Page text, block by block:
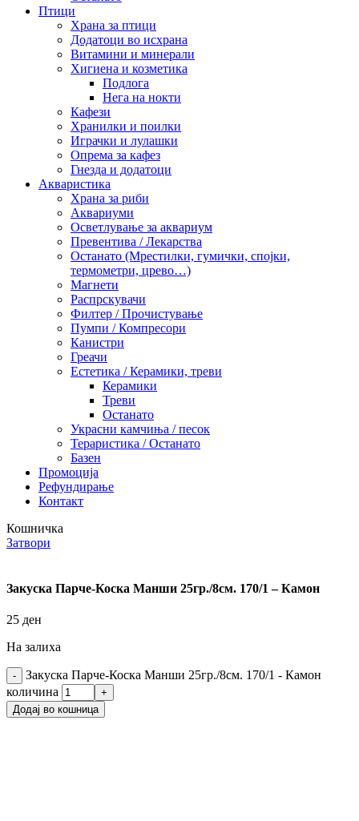
Птици
Храна за птици
Додатоци во исхрана
Витамини и минерали
Хигиена и козметика
Подлога
Нега на нокти
Кафези
Хранилки и поилки
Играчки и лулашки
Опрема за кафез
Гнезда и додатоци
Акваристика
Храна за риби
Аквариуми
Осветлување за аквариум
Превентива / Лекарства
Останато (Мрестилки, гумички, спојки,
термометри, црево…)
Магнети
Распрскувачи
Филтер / Прочистување
Пумпи / Компресори
Канистри
Греачи
Естетика / Керамики, треви
Керамики
Треви
Останато
Украсни камчиња / песок
Тераристика / Останато
Базен
Промоција
Рефундирање
Контакт
Кошничка
Затвори
Закуска Парче-Коска Манши 25гр./8см. 170/1 – Камон
25 ден
На залиха
Закуска Парче-Коска Манши 25гр./8см. 170/1 - Камон
количина
Додај во кошница